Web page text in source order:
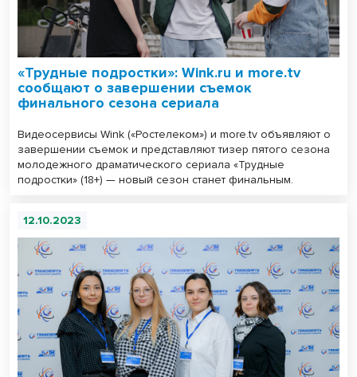
«Трудные подростки»: Wink.ru и more.tv
сообщают о завершении съемок
финального сезона сериала
Видеосервисы Wink («Ростелеком») и more.tv объявляют о
завершении съемок и представляют тизер пятого сезона
молодежного драматического сериала «Трудные
подростки» (18+) — новый сезон станет финальным.
12.10.2023